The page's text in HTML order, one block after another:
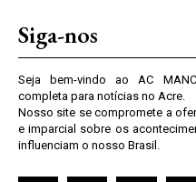
Siga-nos
Seja bem-vindo ao AC
completa para notícias no Acre.
Nosso site se compromete a
e imparcial sobre os
influenciam o nosso Brasil.